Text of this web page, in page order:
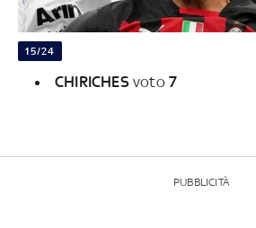
15/24
CHIRICHESvoto 7
PUBBLICITÀ